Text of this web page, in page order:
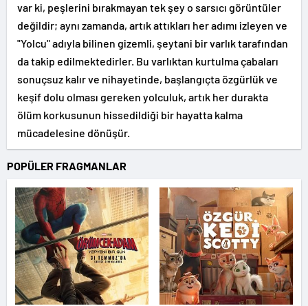
var ki, peşlerini bırakmayan tek şey o sarsıcı görüntüler
değildir; aynı zamanda, artık attıkları her adımı izleyen ve
"Yolcu" adıyla bilinen gizemli, şeytani bir varlık tarafından
da takip edilmektedirler. Bu varlıktan kurtulma çabaları
sonuçsuz kalır ve nihayetinde, başlangıçta özgürlük ve
keşif dolu olması gereken yolculuk, artık her durakta
ölüm korkusunun hissedildiği bir hayatta kalma
mücadelesine dönüşür.
POPÜLER FRAGMANLAR